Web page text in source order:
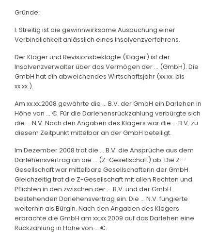
Gründe:
I. Streitig ist die gewinnwirksame Ausbuchung einer
Verbindlichkeit anlässlich eines Insolvenzverfahrens.
Der Kläger und Revisionsbeklagte (Kläger) ist der
Insolvenzverwalter über das Vermögen der ... (GmbH). Die
GmbH hat ein abweichendes Wirtschaftsjahr (xx.xx. bis
xx.xx.).
Am xx.xx.2008 gewährte die ... B.V. der GmbH ein Darlehen in
Höhe von ... €. Für die Darlehensrückzahlung verbürgte sich
die ... N.V. Nach den Angaben des Klägers war die ... B.V. zu
diesem Zeitpunkt mittelbar an der GmbH beteiligt.
Im Dezember 2008 trat die ... B.V. die Ansprüche aus dem
Darlehensvertrag an die ... (Z-Gesellschaft) ab. Die Z-
Gesellschaft war mittelbare Gesellschafterin der GmbH.
Gleichzeitig trat die Z-Gesellschaft mit allen Rechten und
Pflichten in den zwischen der ... B.V. und der GmbH
bestehenden Darlehensvertrag ein. Die ... N.V. fungierte
weiterhin als Bürgin. Nach den Angaben des Klägers
erbrachte die GmbH am xx.xx.2009 auf das Darlehen eine
Rückzahlung in Höhe von ... €.